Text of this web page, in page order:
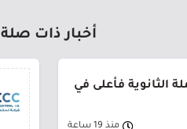
أخبار ذات صلة
الثانوية فأعلى في
منذ 19 ساعة